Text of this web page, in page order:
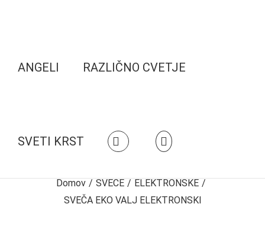
ANGELI RAZLIČNO CVETJE
SVETI KRST
Domov / SVEČE / ELEKTRONSKE /
SVEČA EKO VALJ ELEKTRONSKI